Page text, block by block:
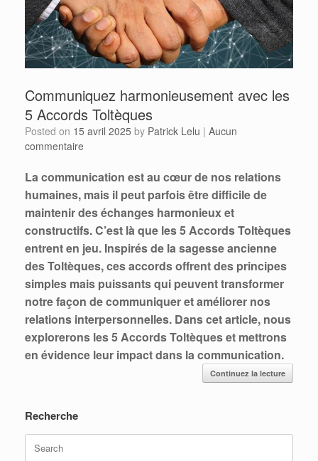
Communiquez harmonieusement avec les
5 Accords Toltèques
Posted on 15 avril 2025 by Patrick Lelu | Aucun
commentaire
La communication est au cœur de nos relations
humaines, mais il peut parfois être difficile de
maintenir des échanges harmonieux et
constructifs. C’est là que les 5 Accords Toltèques
entrent en jeu. Inspirés de la sagesse ancienne
des Toltèques, ces accords offrent des principes
simples mais puissants qui peuvent transformer
notre façon de communiquer et améliorer nos
relations interpersonnelles. Dans cet article, nous
explorerons les 5 Accords Toltèques et mettrons
en évidence leur impact dans la communication.
Continuez la lecture
Recherche
Search
for: